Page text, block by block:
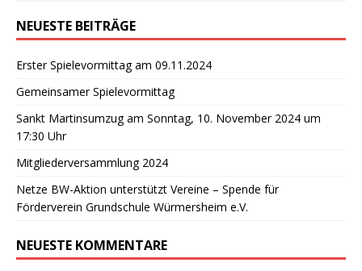
NEUESTE BEITRÄGE
Erster Spielevormittag am 09.11.2024
Gemeinsamer Spielevormittag
Sankt Martinsumzug am Sonntag, 10. November 2024 um
17:30 Uhr
Mitgliederversammlung 2024
Netze BW-Aktion unterstützt Vereine – Spende für
Förderverein Grundschule Würmersheim e.V.
NEUESTE KOMMENTARE